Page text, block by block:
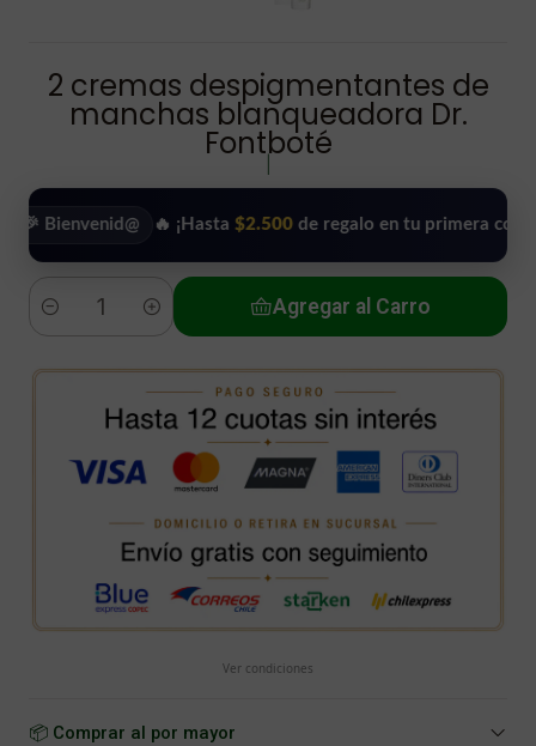
2 cremas despigmentantes de
manchas blanqueadora Dr.
Fontboté
🔥 ¡Hasta $2.500 de regalo en tu primera compra!
Cantidad
Agregar al Carro
Ver condiciones
📦 Comprar al por mayor